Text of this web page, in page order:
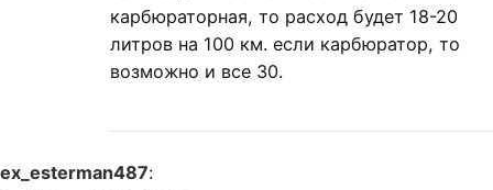
карбюраторная, то расход будет 18-20
литров на 100 км. если карбюратор, то
возможно и все 30.
ex_esterman487: